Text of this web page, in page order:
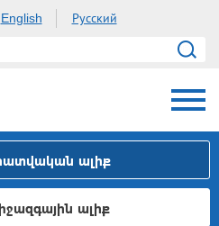
English Русский
ալիք
ալիք